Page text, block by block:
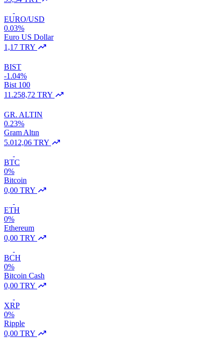
EURO/USD
0.03%
Euro US Dollar
1,17 TRY
BIST
-1.04%
Bist 100
11.258,72 TRY
GR. ALTIN
0.23%
Gram Altın
5.012,06 TRY
BTC
0%
Bitcoin
0,00 TRY
ETH
0%
Ethereum
0,00 TRY
BCH
0%
Bitcoin Cash
0,00 TRY
XRP
0%
Ripple
0,00 TRY